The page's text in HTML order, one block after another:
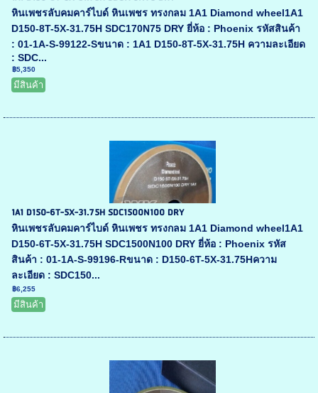
หินเพชรลับคมคาร์ไบด์ หินเพชร ทรงกลม 1A1 Diamond wheel1A1
D150-8T-5X-31.75H SDC170N75 DRY ยี่ห้อ : Phoenix รหัสสินค้า
: 01-1A-S-99122-Sขนาด : 1A1 D150-8T-5X-31.75H ความละเอียด
: SDC...
฿5,350
มีสินค้า
1A1 D150-6T-5X-31.75H SDC1500N100 DRY
หินเพชรลับคมคาร์ไบด์ หินเพชร ทรงกลม 1A1 Diamond wheel1A1
D150-6T-5X-31.75H SDC1500N100 DRY ยี่ห้อ : Phoenix รหัส
สินค้า : 01-1A-S-99196-Rขนาด : D150-6T-5X-31.75Hความ
ละเอียด : SDC150...
฿6,255
มีสินค้า